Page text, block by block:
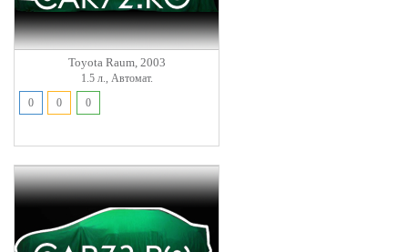
Toyota Raum, 2003
1.5 л., Автомат.
0
0 0